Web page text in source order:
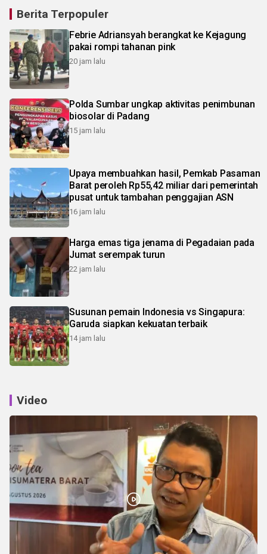
Berita Terpopuler
Febrie Adriansyah berangkat ke Kejagung
pakai rompi tahanan pink
20 jam lalu
Polda Sumbar ungkap aktivitas penimbunan
biosolar di Padang
15 jam lalu
Upaya membuahkan hasil, Pemkab Pasaman
Barat peroleh Rp55,42 miliar dari pemerintah
pusat untuk tambahan penggajian ASN
16 jam lalu
Harga emas tiga jenama di Pegadaian pada
Jumat serempak turun
22 jam lalu
Susunan pemain Indonesia vs Singapura:
Garuda siapkan kekuatan terbaik
14 jam lalu
Video